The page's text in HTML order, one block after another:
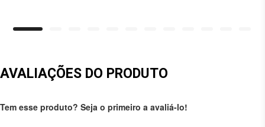
AVALIAÇÕES DO PRODUTO
Tem esse produto? Seja o primeiro a avaliá-lo!